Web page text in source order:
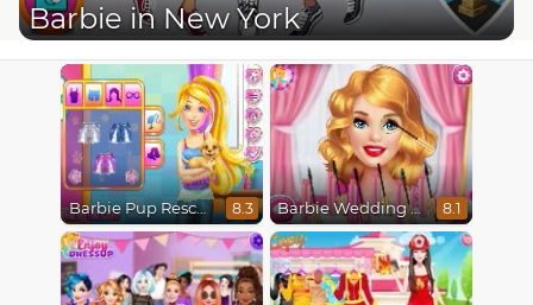
Barbie in New York
Barbie Pup Rescue 8.3 Barbie Wedding Fun 8.1